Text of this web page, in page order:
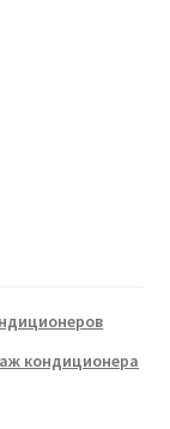
кондиционера